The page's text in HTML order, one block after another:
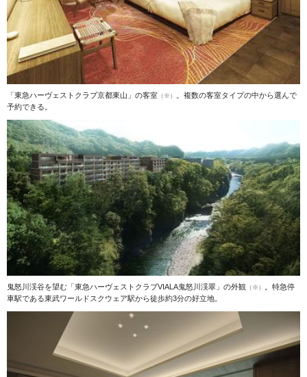
「東急ハーヴェストクラブ京都東山」の客室 （※）
。複数の客室タイプの中から選んで
予約できる。
鬼怒川渓谷を望む「東急ハーヴェストクラブVIALA鬼怒川渓翠」の外観 （※） 。特急停
車駅である東武ワールドスクウェア駅から徒歩約3分の好立地。